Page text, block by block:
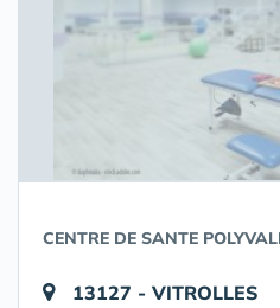
CENTRE DE SANTE
13127 - VITROLLES